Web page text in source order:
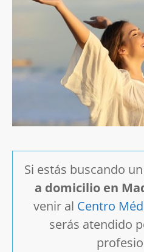
Si estás buscando un
a domicilio en
venir al Centro
serás atendido